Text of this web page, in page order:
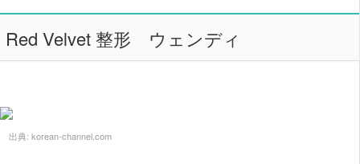
Red Velvet 整形 ウェンディ
出典: korean-channel.com